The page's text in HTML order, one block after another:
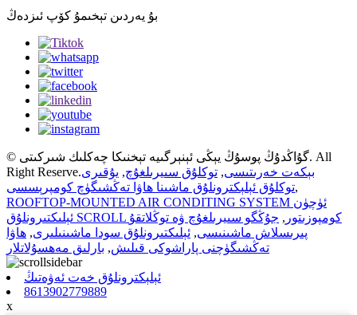
بۇ يەردىن تېخىمۇ كۆپ ئىزدەڭ
© گۇاڭدۇڭ پوسۇڭ يېڭى ئېنېرگىيە تېخنىكا چەكلىك شىركىتى. All
Right Reserve.
بېكەت خەرىتىسى, توكلۇق سىيرىلغۇچ, يۇقىرى
توكلۇق ئېلېكترونلۇق ماشىنا ھاۋا تەڭشىگۈچ كومپرېسسى,
ROOFTOP-MOUNTED AIR CONDITING SYSTEM ئۈچۈن
ئېلىكتىرونلۇق SCROLL كومپوزىتور , جۇڭگو سىيرىلغۇچ ۋە توڭلاتقۇ
پىرىسلاش ماشىنىسى, ئېلىكتىرونلۇق سودا ماشىنىلىرى, ھاۋا
تەڭشىگۈچنى پاراشوكى قىلىش, بارلىق مەھسۇلاتلار
ئېلېكترونلۇق خەت ئەۋەتىڭ
8613902779889
x